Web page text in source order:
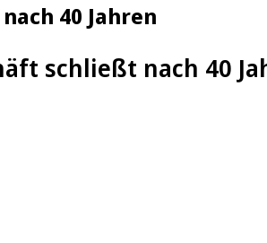
40 Jahren
schließt nach 40